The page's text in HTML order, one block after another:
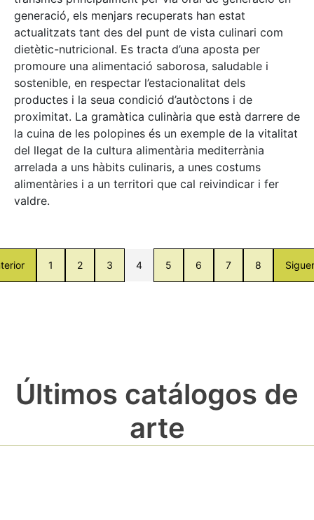
generació, els menjars recuperats han estat
actualitzats tant des del punt de vista culinari com
dietètic-nutricional. Es tracta d’una aposta per
promoure una alimentació saborosa, saludable i
sostenible, en respectar l’estacionalitat dels
productes i la seua condició d’autòctons i de
proximitat. La gramàtica culinària que està darrere de
la cuina de les polopines és un exemple de la vitalitat
del llegat de la cultura alimentària mediterrània
arrelada a uns hàbits culinaris, a unes costums
alimentàries i a un territori que cal reivindicar i fer
valdre.
1 2 3 4 5 6 7 8
Últimos catálogos de
arte